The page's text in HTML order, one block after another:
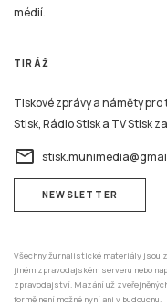
médií.
TIRÁŽ
Tiskové zprávy a náměty
Stisk, Rádio Stisk a TV Stisk
email
NEWSLETTER
Všechny žurnalistické materiály jsou
jiném zpravodajském serveru nebo
zpravodajství. Mazání už
formě není možné nyní ani v budoucnu.